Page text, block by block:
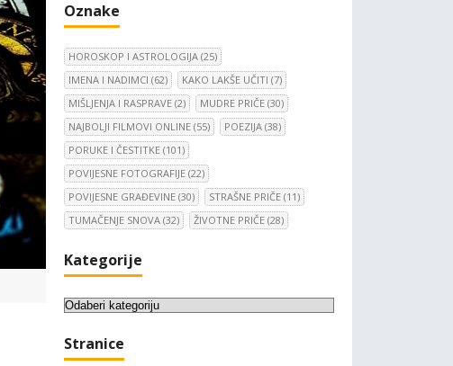
Oznake
HOROSKOP I ASTROLOGIJA (25)
IMENA I NADIMCI (62) KAKO LAKŠE UČITI (7)
MIŠLJENJA I RASPRAVE (2) MUDRE PRIČE (30)
NAJBOLJI FILMOVI ONLINE (55) POEZIJA (38)
PORUKE I ČESTITKE (101)
POVIJESNE FOTOGRAFIJE (22)
POVIJESNE GRAĐEVINE (30) STRAŠNE PRIČE (11)
TUMAČENJE SNOVA (32) ŽIVOTNE PRIČE (28)
Kategorije
K
t
Stranice